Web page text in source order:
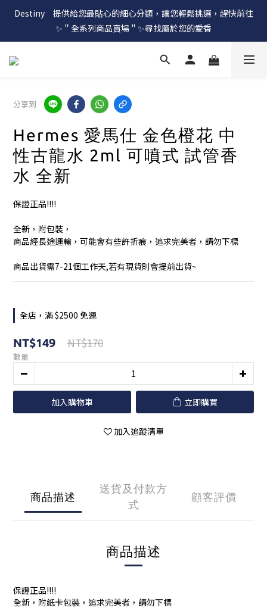
Destiny　提供給您最貼心的細心分類，讓您輕鬆挑選，趕快前往
✨＂全系列商品賣場＂✨尋找屬於您的愛香
分享到
Hermes 愛馬仕 金色橙花 中
性古龍水 2ml 可噴式 試管香
水 全新
保證正品!!!!
全新，附包裝，
商品經長途運輸，可能會有些許折痕，追求完美者，請勿下標
商品出貨需7-21個工作天,若有現貨則會提前出貨~
全店，滿 $2500 免運
NT$149 NT$170
數量
加入購物車 立即購買
加入追蹤清單
商品描述
送貨及付款方
式
顧客評價
商品描述
保證正品!!!!
全新，附紙卡包裝，追求完美者，請勿下標